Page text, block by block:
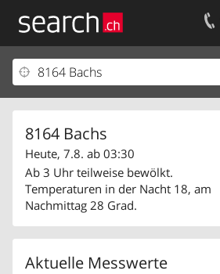
8164 Bachs
Heute, 7.8. ab 03:30
Ab 3 Uhr teilweise bewölkt.
Temperaturen in der Nacht 18, am
Nachmittag 28 Grad.
Aktuelle Messwerte
Ihr Eintrag
Kundencenter Geschäftskunden